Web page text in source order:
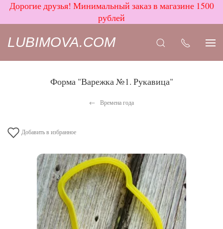
Дорогие друзья! Минимальный заказ в магазине 1500
рублей
LUBIMOVA.COM
Форма "Варежка №1. Рукавица"
Времена года
Добавить в избранное